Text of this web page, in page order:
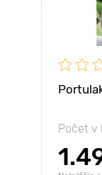
Počet v